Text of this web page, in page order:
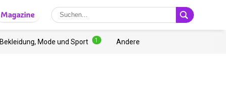
Magazine
Bekleidung, Mode und Sport 1 Andere